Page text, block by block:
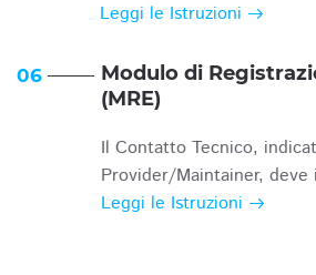
Leggi le Istruzioni
06
Modulo di
(MRE)
Il Contatto Tecnico,
Provider/Maintainer, deve
Leggi le Istruzioni